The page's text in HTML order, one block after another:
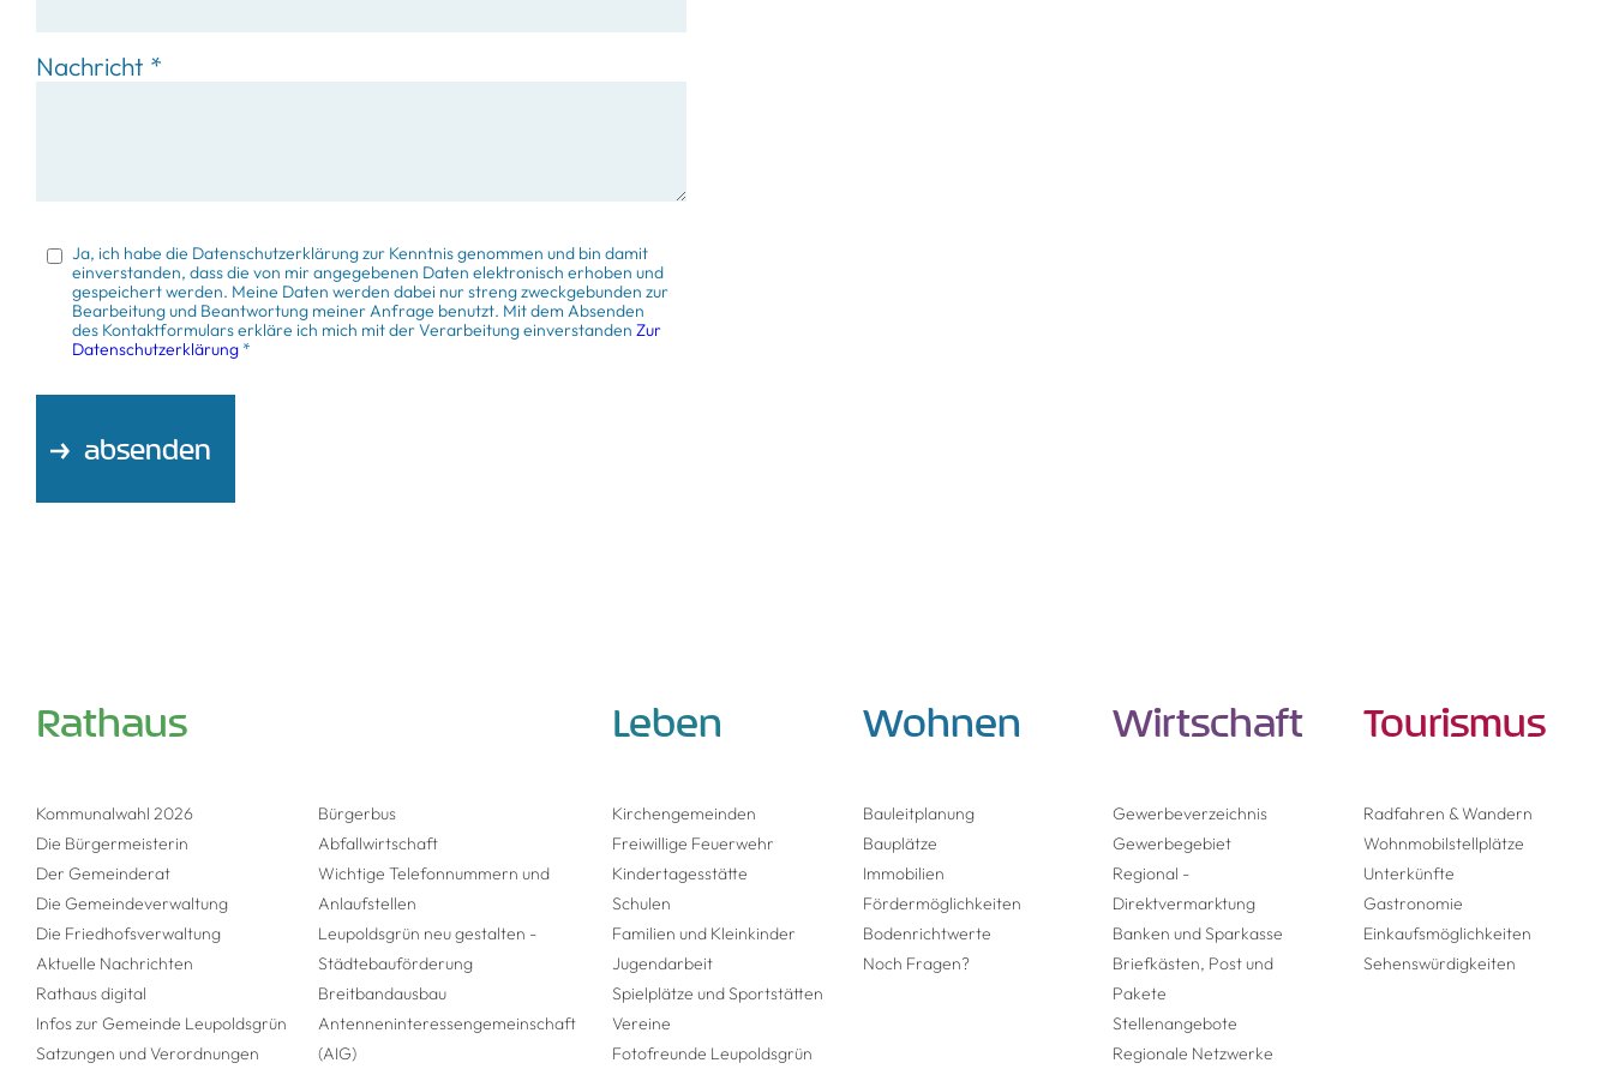
Nachricht *
Ja, ich habe die Datenschutzerklärung zur Kenntnis genommen und bin damit
einverstanden, dass die von mir angegebenen Daten elektronisch erhoben und
gespeichert werden. Meine Daten werden dabei nur streng zweckgebunden zur
Bearbeitung und Beantwortung meiner Anfrage benutzt. Mit dem Absenden
des Kontaktformulars erkläre ich mich mit der Verarbeitung einverstanden Zur
Datenschutzerklärung *
absenden
Rathaus
Kommunalwahl 2026
Die Bürgermeisterin
Der Gemeinderat
Die Gemeinde­verwaltung
Die Friedhofsverwaltung
Aktuelle Nachrichten
Rathaus digital
Infos zur Gemeinde Leupoldsgrün
Satzungen und Verordnungen
Bürgerbus
Abfallwirtschaft
Wichtige Telefonnummern und
Anlaufstellen
Leupoldsgrün neu gestalten -
Städtebauförderung
Breitbandausbau
Antenneninteressengemeinschaft
(AIG)
Leben
Kirchengemeinden
Freiwillige Feuerwehr
Kindertagesstätte
Schulen
Familien und Kleinkinder
Jugendarbeit
Spielplätze und Sportstätten
Vereine
Fotofreunde Leupoldsgrün
Wohnen
Bauleitplanung
Bauplätze
Immobilien
Fördermöglich­keiten
Bodenrichtwerte
Noch Fragen?
Wirtschaft
Gewerbeverzeichnis
Gewerbegebiet
Regional -
Direktvermarktung
Banken und Sparkasse
Briefkästen, Post und
Pakete
Stellenangebote
Regionale Netzwerke
Tourismus
Radfahren & Wandern
Wohnmobil­stellplätze
Unterkünfte
Gastronomie
Einkaufsmöglich­keiten
Sehenswürdigkeiten